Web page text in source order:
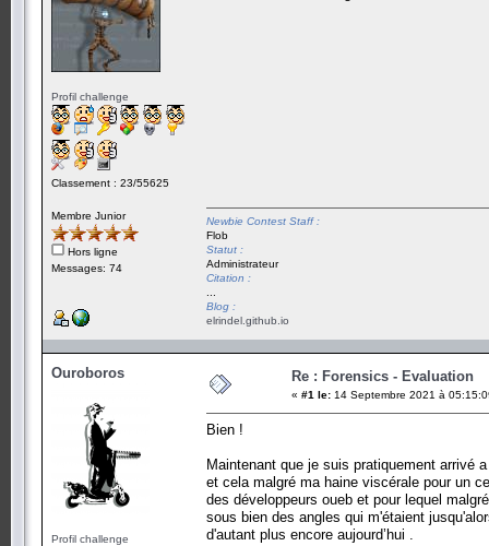
Profil challenge
Classement : 23/55625
Membre Junior
Hors ligne
Messages: 74
Newbie Contest Staff :
Flob
Statut :
Administrateur
Citation :
Blog :
elrindel.github.io
Ouroboros
Profil challenge
Re : Forensics - Evaluation
« #1 le: 14 Septembre 2021 à
Bien !
Maintenant que je suis pratiquement arrivé
et cela malgré ma haine viscérale pour un
des développeurs oueb et pour lequel
sous bien des angles qui m'étaient
d'autant plus encore aujourd’hui .